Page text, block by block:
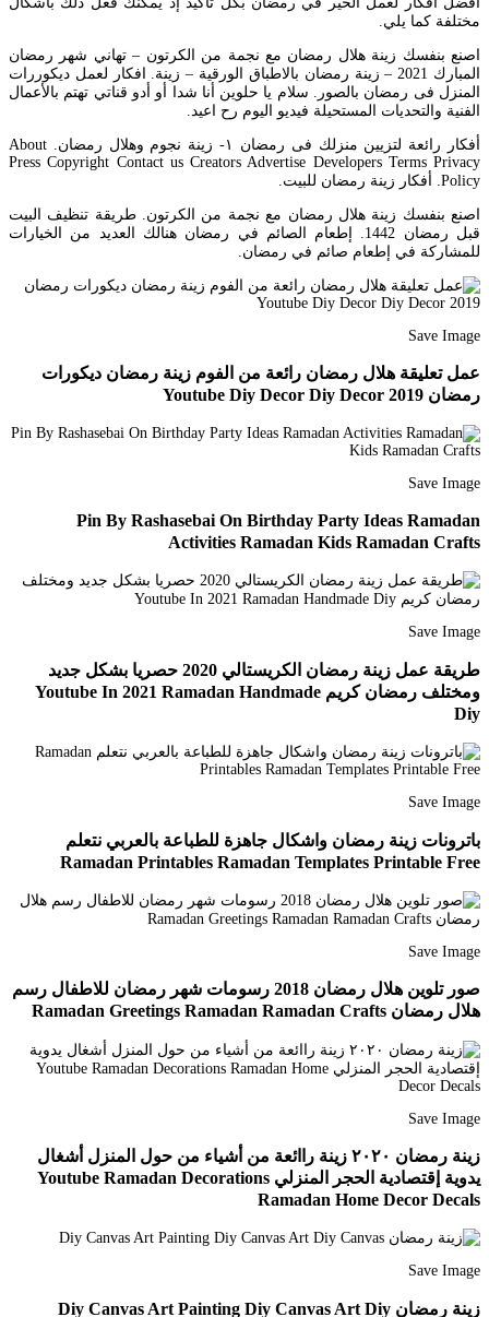
مختلفة كما يلي.
اصنع بنفسك زينة هلال رمضان مع نجمة من الكرتون – تهاني شهر رمضان
المبارك 2021 – زينة رمضان بالاطباق الورقية – زينة. افكار لعمل ديكوررات
المنزل فى رمضان بالصور. سلام يا حلوين أنا شدا أو أدو قناتي تهتم بالأعمال
الفنية والتحديات المستحيلة فيديو اليوم رح اعيد.
أفكار رائعة لتزيين منزلك فى رمضان ١- زينة نجوم وهلال رمضان. About
Press Copyright Contact us Creators Advertise Developers Terms Privacy
Policy. أفكار زينة رمضان للبيت.
اصنع بنفسك زينة هلال رمضان مع نجمة من الكرتون. طريقة تنظيف البيت
قبل رمضان 1442. إطعام الصائم في رمضان هنالك العديد من الخيارات
للمشاركة في إطعام صائم في رمضان.
Save Image
عمل تعليقة هلال رمضان رائعة من الفوم زينة رمضان ديكورات
رمضان 2019 Youtube Diy Decor Diy Decor
Save Image
Pin By Rashasebai On Birthday Party Ideas Ramadan
Activities Ramadan Kids Ramadan Crafts
Save Image
طريقة عمل زينة رمضان الكريستالي 2020 حصريا بشكل جديد
ومختلف رمضان كريم Youtube In 2021 Ramadan Handmade
Diy
Save Image
باترونات زينة رمضان واشكال جاهزة للطباعة بالعربي نتعلم
Ramadan Printables Ramadan Templates Printable Free
Save Image
صور تلوين هلال رمضان 2018 رسومات شهر رمضان للاطفال رسم
هلال رمضان Ramadan Greetings Ramadan Ramadan Crafts
Save Image
زينة رمضان ٢٠٢٠ زينة راائعة من أشياء من حول المنزل أشغال
يدوية إقتصادية الحجر المنزلي Youtube Ramadan Decorations
Ramadan Home Decor Decals
Save Image
زينة رمضان Diy Canvas Art Painting Diy Canvas Art Diy